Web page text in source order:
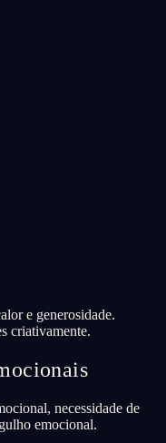
e generosidade.
criativamente.
necessidade de
emocional.